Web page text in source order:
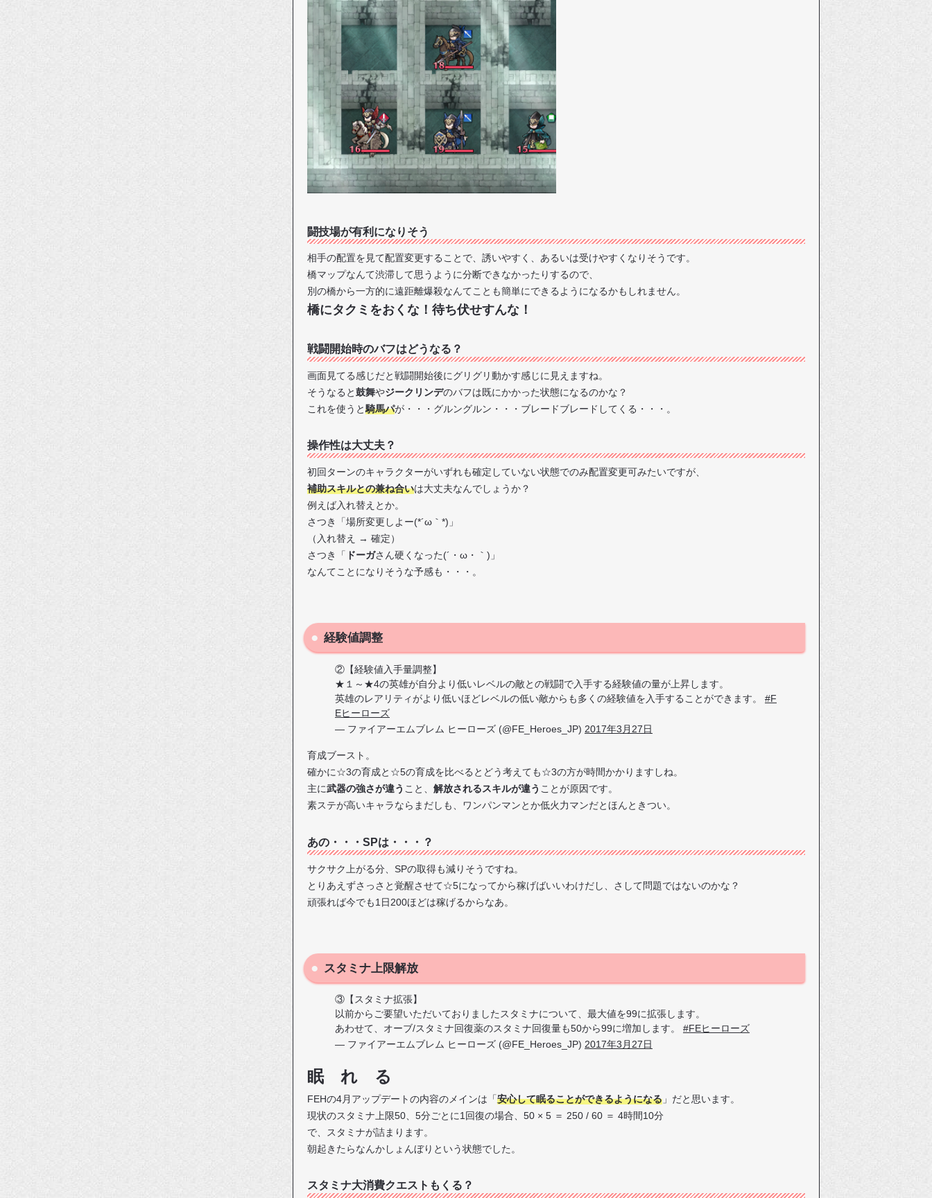
闘技場が有利になりそう
相手の配置を見て配置変更することで、誘いやすく、あるいは受けやすくなりそうです。
橋マップなんて渋滞して思うように分断できなかったりするので、
別の橋から一方的に遠距離爆殺なんてことも簡単にできるようになるかもしれません。
橋にタクミをおくな！待ち伏せすんな！
戦闘開始時のバフはどうなる？
画面見てる感じだと戦闘開始後にグリグリ動かす感じに見えますね。
そうなると鼓舞やジークリンデのバフは既にかかった状態になるのかな？
これを使うと騎馬パが・・・グルングルン・・・ブレードブレードしてくる・・・。
操作性は大丈夫？
初回ターンのキャラクターがいずれも確定していない状態でのみ配置変更可みたいですが、
補助スキルとの兼ね合いは大丈夫なんでしょうか？
例えば入れ替えとか。
さつき「場所変更しよー(*´ω｀*)」
（入れ替え → 確定）
さつき「 ドーガさん硬くなった(´・ω・｀)」
なんてことになりそうな予感も・・・。
経験値調整
②【経験値入手量調整】
★１～★4の英雄が自分より低いレベルの敵との戦闘で入手する経験値の量が上昇します。
英雄のレアリティがより低いほどレベルの低い敵からも多くの経験値を入手することができます。 #F
Eヒーローズ
— ファイアーエムブレム ヒーローズ (@FE_Heroes_JP) 2017年3月27日
育成ブースト。
確かに☆3の育成と☆5の育成を比べるとどう考えても☆3の方が時間かかりますしね。
主に武器の強さが違う こと、 解放されるスキルが違う ことが原因です。
素ステが高いキャラならまだしも、ワンパンマンとか低火力マンだとほんときつい。
あの・・・SPは・・・？
サクサク上がる分、SPの取得も減りそうですね。
とりあえずさっさと覚醒させて☆5になってから稼げばいいわけだし、さして問題ではないのかな？
頑張れば今でも1日200ほどは稼げるからなあ。
スタミナ上限解放
③【スタミナ拡張】
以前からご要望いただいておりましたスタミナについて、最大値を99に拡張します。
あわせて、オーブ/スタミナ回復薬のスタミナ回復量も50から99に増加します。 #FEヒーローズ
— ファイアーエムブレム ヒーローズ (@FE_Heroes_JP) 2017年3月27日
眠 れ る
FEHの4月アップデートの内容のメインは「安心して眠ることができるようになる 」だと思います。
現状のスタミナ上限50、5分ごとに1回復の場合、50 × 5 ＝ 250 / 60 ＝ 4時間10分
で、スタミナが詰まります。
朝起きたらなんかしょんぼりという状態でした。
スタミナ大消費クエストもくる？